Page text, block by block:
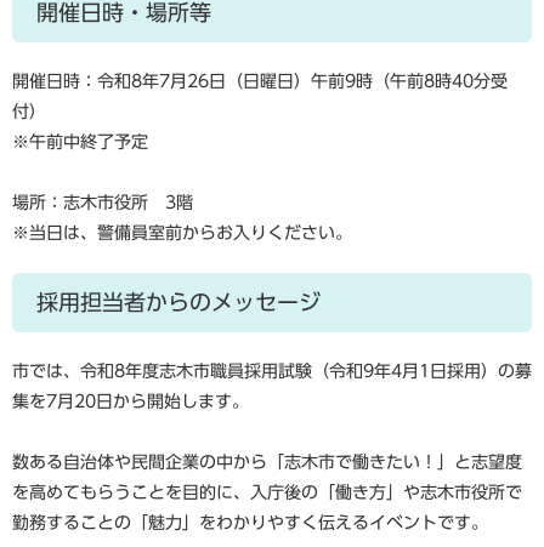
開催日時・場所等
開催日時：令和8年7月26日（日曜日）午前9時（午前8時40分受
付）
※午前中終了予定
場所：志木市役所 3階
※当日は、警備員室前からお入りください。
採用担当者からのメッセージ
市では、令和8年度志木市職員採用試験（令和9年4月1日採用）の募
集を7月20日から開始します。
数ある自治体や民間企業の中から「志木市で働きたい！」と志望度
を高めてもらうことを目的に、入庁後の「働き方」や志木市役所で
勤務することの「魅力」をわかりやすく伝えるイベントです。